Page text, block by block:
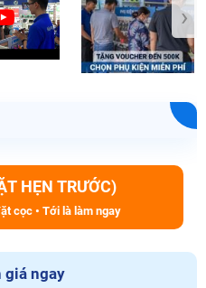
›
HẸN TRƯỚC)
cọc • Tới là làm ngay
giá ngay